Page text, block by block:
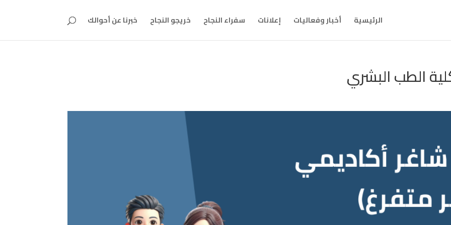
الرئيسية أخبار وفعاليات إعلانات سفراء النجاح خريجو النجاح خبرنا عن أحوالك
الطب البشري